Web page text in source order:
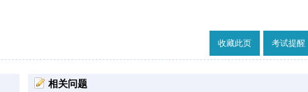
收藏此页 考试提醒
相关问题